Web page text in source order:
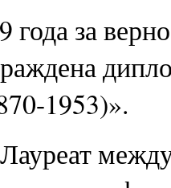
года за
1953)».